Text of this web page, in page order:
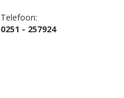
Telefoon:
0251 - 257924